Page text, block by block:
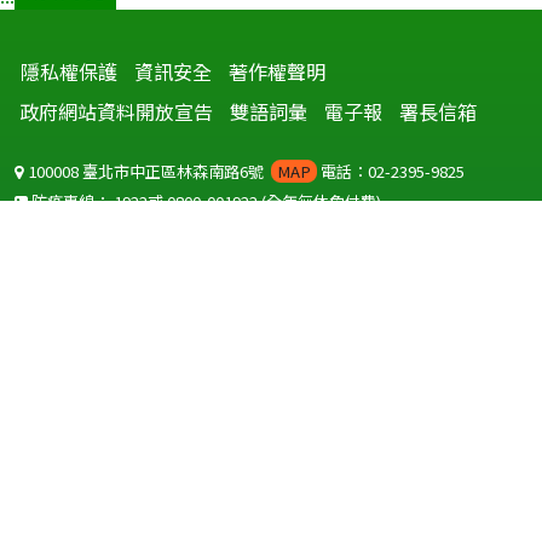
隱私權保護 資訊安全 著作權聲明
政府網站資料開放宣告
雙語詞彙 電子報 署長信箱
100008 臺北市中正區林森南路6號 MAP 電話：02-2395-9825
防疫專線：1922或0800-001922(全年無休免付費)